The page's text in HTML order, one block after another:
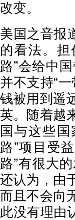
改变。
美国之音报
的看法。担
路”会给中
并不支持“
钱被用到遥
英。随着越
国与这些
路”项目受
路”有很大
还认为，由
而且不会向
此没有理由